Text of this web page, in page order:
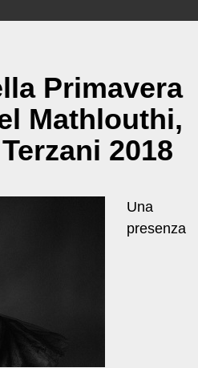
Primavera
Mathlouthi,
2018
Una
presenza